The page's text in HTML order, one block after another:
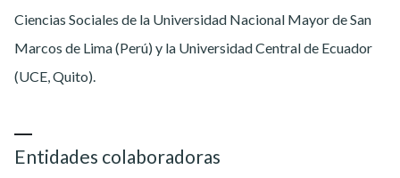
Ciencias Sociales de la Universidad Nacional Mayor de San
Marcos de Lima (Perú) y la Universidad Central de Ecuador
(UCE, Quito).
Entidades colaboradoras